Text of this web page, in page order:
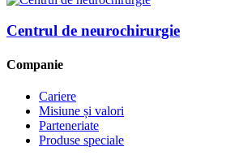
Centrul de neurochirurgie
Companie
Cariere
Misiune și valori
Parteneriate
Produse speciale